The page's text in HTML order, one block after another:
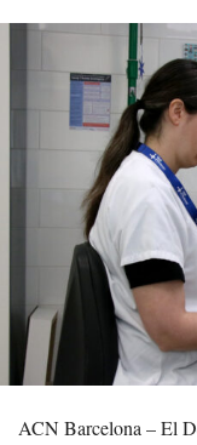
ACN Barcelona – El